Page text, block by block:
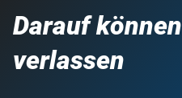
Darauf
verlassen